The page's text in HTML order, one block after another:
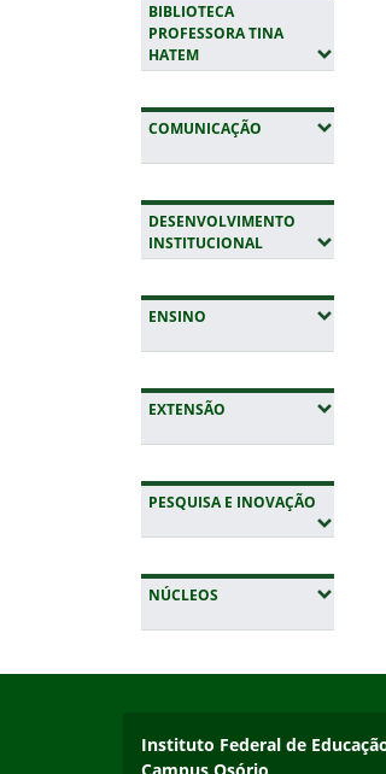
BIBLIOTECA
PROFESSORA TINA
HATEM(EXPANDIR SUBMENUS)
COMUNICAÇÃO (EXPANDIR
DESENVOLVIMENTO
INSTITUCIONAL(EXPANDIR
ENSINO (EXPANDIR SUBMENUS)
EXTENSÃO (EXPANDIR SUBMENUS)
PESQUISA E INOVAÇÃO
NÚCLEOS (EXPANDIR SUBMENUS)
Instituto Federal de
Instituto Federal de